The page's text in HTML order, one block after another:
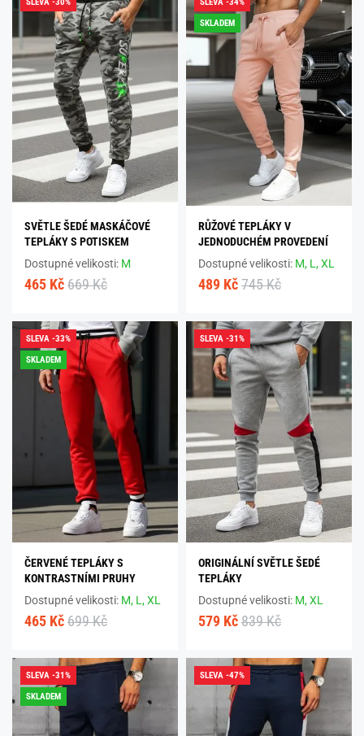
SLEVA -30%
SVĚTLE ŠEDÉ MASKÁČOVÉ
TEPLÁKY S POTISKEM
Dostupné velikosti: M
465 Kč 669 Kč
SLEVA -34%
SKLADEM
RŮŽOVÉ TEPLÁKY V
JEDNODUCHÉM PROVEDENÍ
Dostupné velikosti: M, L,XL
489 Kč 745 Kč
SLEVA -33%
SKLADEM
ČERVENÉ TEPLÁKY S
KONTRASTNÍMI PRUHY
Dostupné velikosti: M, L,XL
465 Kč 699 Kč
SLEVA -31%
ORIGINÁLNÍ SVĚTLE ŠEDÉ
TEPLÁKY
Dostupné velikosti: M,XL
579 Kč 839 Kč
SLEVA -31%
SKLADEM
SLEVA -47%